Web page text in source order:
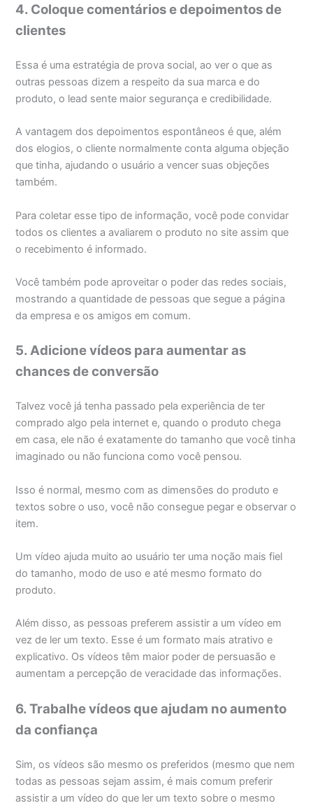
4. Coloque comentários e depoimentos de
clientes
Essa é uma estratégia de prova social, ao ver o que as
outras pessoas dizem a respeito da sua marca e do
produto, o lead sente maior segurança e credibilidade.
A vantagem dos depoimentos espontâneos é que, além
dos elogios, o cliente normalmente conta alguma objeção
que tinha, ajudando o usuário a vencer suas objeções
também.
Para coletar esse tipo de informação, você pode convidar
todos os clientes a avaliarem o produto no site assim que
o recebimento é informado.
Você também pode aproveitar o poder das redes sociais,
mostrando a quantidade de pessoas que segue a página
da empresa e os amigos em comum.
5. Adicione vídeos para aumentar as
chances de conversão
Talvez você já tenha passado pela experiência de ter
comprado algo pela internet e, quando o produto chega
em casa, ele não é exatamente do tamanho que você tinha
imaginado ou não funciona como você pensou.
Isso é normal, mesmo com as dimensões do produto e
textos sobre o uso, você não consegue pegar e observar o
item.
Um vídeo ajuda muito ao usuário ter uma noção mais fiel
do tamanho, modo de uso e até mesmo formato do
produto.
Além disso, as pessoas preferem assistir a um vídeo em
vez de ler um texto. Esse é um formato mais atrativo e
explicativo. Os vídeos têm maior poder de persuasão e
aumentam a percepção de veracidade das informações.
6. Trabalhe vídeos que ajudam no aumento
da confiança
Sim, os vídeos são mesmo os preferidos (mesmo que nem
todas as pessoas sejam assim, é mais comum preferir
assistir a um vídeo do que ler um texto sobre o mesmo